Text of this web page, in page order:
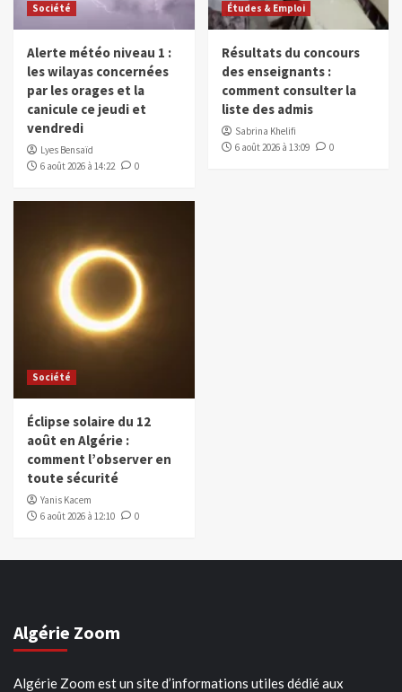
Société
Alerte météo niveau 1 :
les wilayas concernées
par les orages et la
canicule ce jeudi et
vendredi
Lyes Bensaïd
6 août 2026 à 14:22
0
Études & Emploi
Résultats du concours
des enseignants :
comment consulter la
liste des admis
Sabrina Khelifi
6 août 2026 à 13:09
0
Société
Éclipse solaire du 12
août en Algérie :
comment l’observer en
toute sécurité
Yanis Kacem
6 août 2026 à 12:10
0
Algérie Zoom
Algérie Zoom est un site d’informations utiles dédié aux